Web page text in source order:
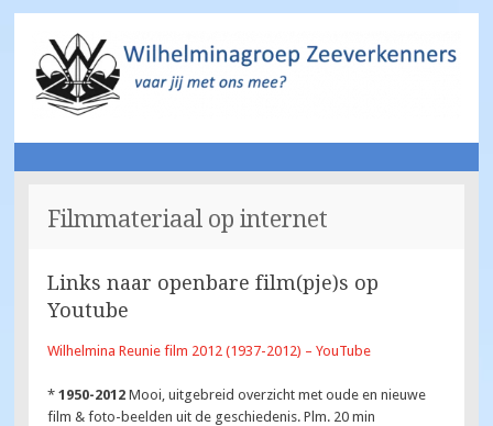
Wilhelminagroep
Zeeverkenners
NAAR
INHOUD
Filmmateriaal op internet
Links naar openbare film(pje)s op
Youtube
Wilhelmina Reunie film 2012 (1937-2012) – YouTube
*1950-2012 Mooi, uitgebreid overzicht met oude en nieuwe
film & foto-beelden uit de geschiedenis. Plm. 20 min